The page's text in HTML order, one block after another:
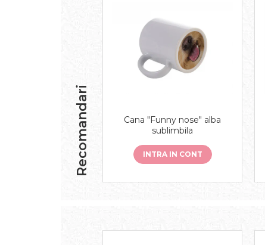
Recomandari
Cana "Funny nose" alba
sublimbila
INTRA IN CONT